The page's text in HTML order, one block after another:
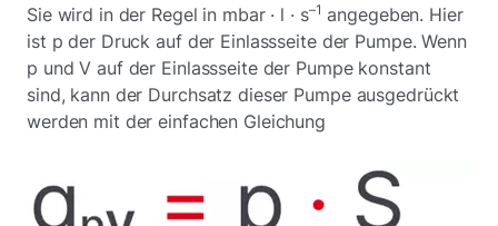
Sie wird in der Regel in mbar · l · s–1 angegeben. Hier
ist p der Druck auf der Einlassseite der Pumpe. Wenn
p und V auf der Einlassseite der Pumpe konstant
sind, kann der Durchsatz dieser Pumpe ausgedrückt
werden mit der einfachen Gleichung